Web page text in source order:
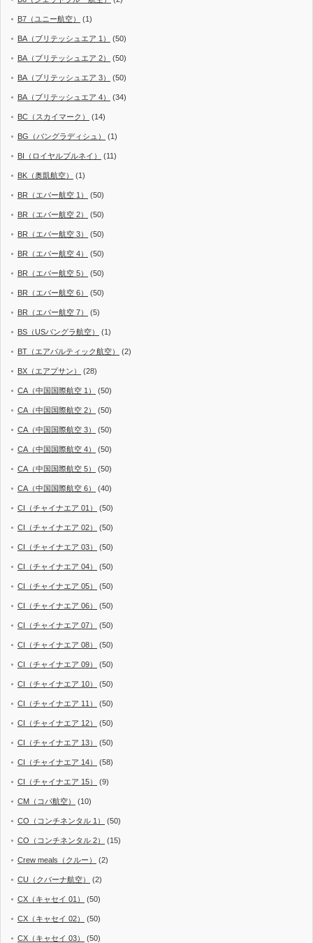
B7（ユニー航空） (1)
BA（ブリテッシュエア 1） (50)
BA（ブリテッシュエア 2） (50)
BA（ブリテッシュエア 3） (50)
BA（ブリテッシュエア 4） (34)
BC（スカイマーク） (14)
BG（バングラディシュ） (1)
BI（ロイヤルブルネイ） (11)
BK（奥凱航空） (1)
BR（エバー航空 1） (50)
BR（エバー航空 2） (50)
BR（エバー航空 3） (50)
BR（エバー航空 4） (50)
BR（エバー航空 5） (50)
BR（エバー航空 6） (50)
BR（エバー航空 7） (5)
BS（USバングラ航空） (1)
BT（エアバルティック航空） (2)
BX（エアプサン） (28)
CA（中国国際航空 1） (50)
CA（中国国際航空 2） (50)
CA（中国国際航空 3） (50)
CA（中国国際航空 4） (50)
CA（中国国際航空 5） (50)
CA（中国国際航空 6） (40)
CI（チャイナエア 01） (50)
CI（チャイナエア 02） (50)
CI（チャイナエア 03） (50)
CI（チャイナエア 04） (50)
CI（チャイナエア 05） (50)
CI（チャイナエア 06） (50)
CI（チャイナエア 07） (50)
CI（チャイナエア 08） (50)
CI（チャイナエア 09） (50)
CI（チャイナエア 10） (50)
CI（チャイナエア 11） (50)
CI（チャイナエア 12） (50)
CI（チャイナエア 13） (50)
CI（チャイナエア 14） (58)
CI（チャイナエア 15） (9)
CM（コパ航空） (10)
CO（コンチネンタル 1） (50)
CO（コンチネンタル 2） (15)
Crew meals（クルー） (2)
CU（クバーナ航空） (2)
CX（キャセイ 01） (50)
CX（キャセイ 02） (50)
CX（キャセイ 03） (50)